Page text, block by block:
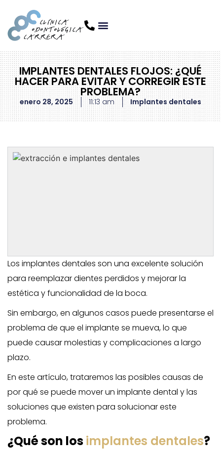
IMPLANTES DENTALES FLOJOS: ¿QUÉ
HACER PARA EVITAR Y CORREGIR ESTE
PROBLEMA?
enero 28, 2025 11:13 am Implantes dentales
Los implantes dentales son una excelente solución
para reemplazar dientes perdidos y mejorar la
estética y funcionalidad de la boca.
Sin embargo, en algunos casos puede presentarse el
problema de que el implante se mueva, lo que
puede causar molestias y complicaciones a largo
plazo.
En este artículo, trataremos las posibles causas de
por qué se puede mover un implante dental y las
soluciones que existen para solucionar este
problema.
¿Qué son losimplantes dentales?